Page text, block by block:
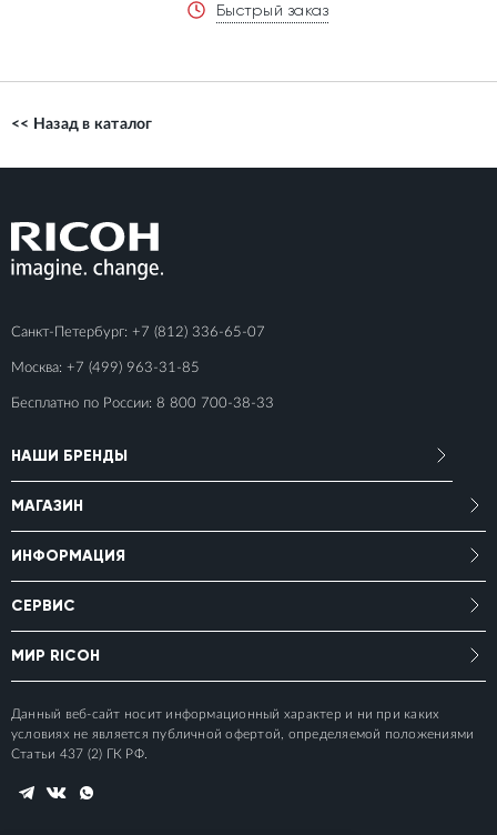
Быстрый заказ
<< Назад в каталог
Санкт-Петербург: +7 (812) 336-65-07
Москва: +7 (499) 963-31-85
Бесплатно по России: 8 800 700-38-33
НАШИ БРЕНДЫ
МАГАЗИН
ИНФОРМАЦИЯ
СЕРВИС
МИР RICOH
Данный веб-сайт носит информационный характер и ни при каких
условиях не является публичной офертой, определяемой положениями
Статьи 437 (2) ГК РФ.